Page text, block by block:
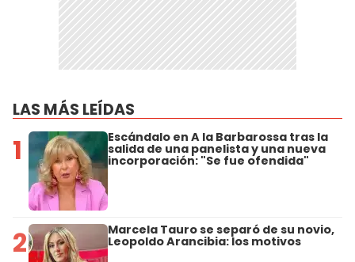
LAS MÁS LEÍDAS
1 Escándalo en A la Barbarossa tras la
salida de una panelista y una nueva
incorporación: "Se fue ofendida"
2 Marcela Tauro se separó de su novio,
Leopoldo Arancibia: los motivos